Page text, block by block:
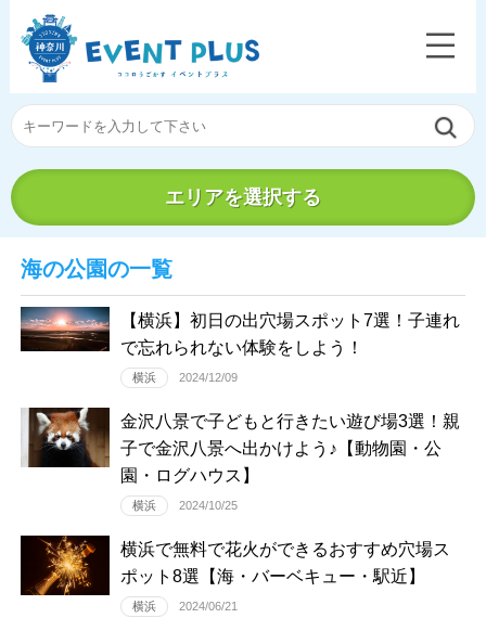
エリアを選択する
海の公園の一覧
【横浜】初日の出穴場スポット7選！子連れ
で忘れられない体験をしよう！
横浜 2024/12/09
金沢八景で子どもと行きたい遊び場3選！親
子で金沢八景へ出かけよう♪【動物園・公
園・ログハウス】
横浜 2024/10/25
横浜で無料で花火ができるおすすめ穴場ス
ポット8選【海・バーベキュー・駅近】
横浜 2024/06/21